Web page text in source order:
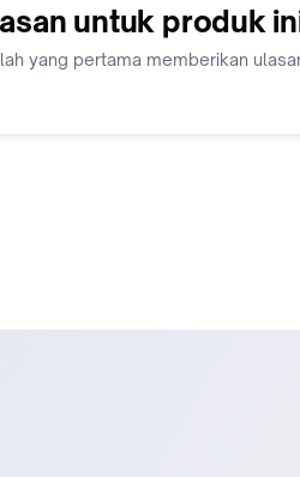
untuk produk
yang pertama memberikan